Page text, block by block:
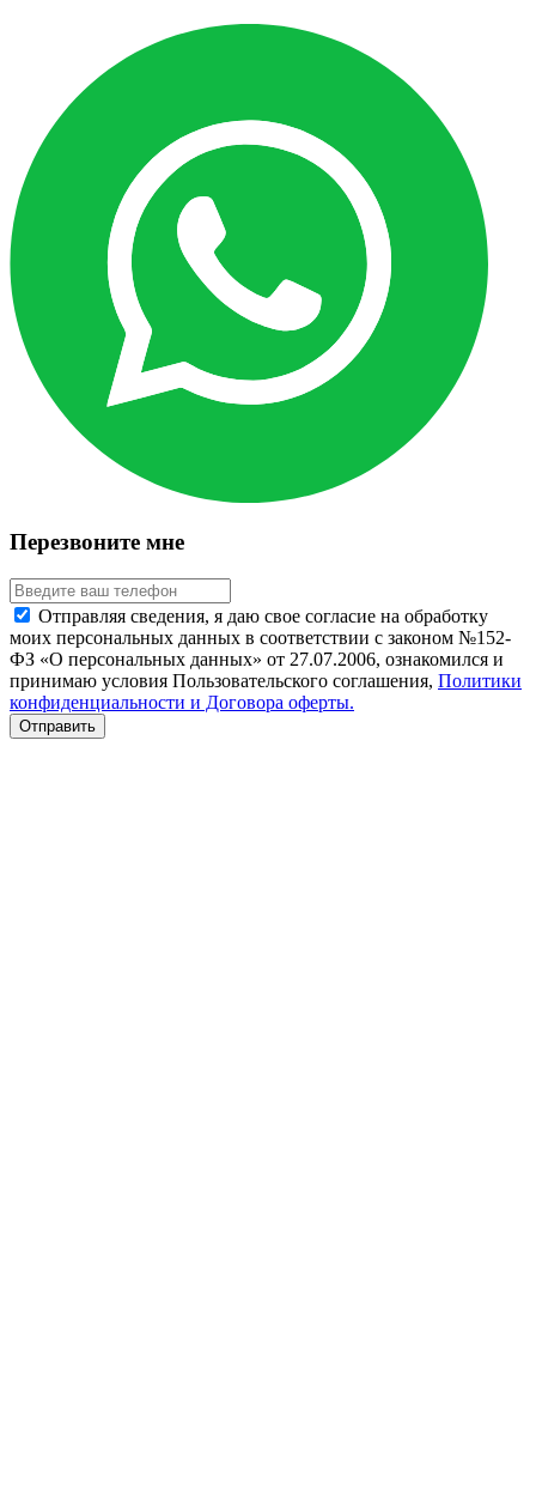
Перезвоните мне
Отправляя сведения, я даю свое согласие на обработку
моих персональных данных в соответствии с законом №152-
ФЗ «О персональных данных» от 27.07.2006, ознакомился и
принимаю условия Пользовательского соглашения, Политики
конфиденциальности и Договора оферты.